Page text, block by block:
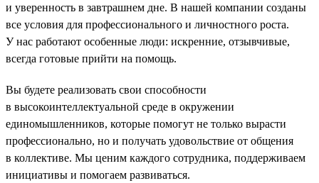
и уверенность в завтрашнем дне. В нашей компании созданы
все условия для профессионального и личностного роста.
У нас работают особенные люди: искренние, отзывчивые,
всегда готовые прийти на помощь.
Вы будете реализовать свои способности
в высокоинтеллектуальной среде в окружении
единомышленников, которые помогут не только вырасти
профессионально, но и получать удовольствие от общения
в коллективе. Мы ценим каждого сотрудника, поддерживаем
инициативы и помогаем развиваться.